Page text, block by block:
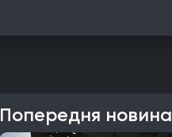
Попередня новина